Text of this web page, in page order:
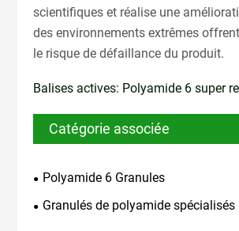
scientifiques et réalise une
des environnements extrêmes
le risque de défaillance du produit.
Balises actives: Polyamide 6 super
Catégorie associée
Polyamide 6 Granules
Granulés de polyamide spécialisés